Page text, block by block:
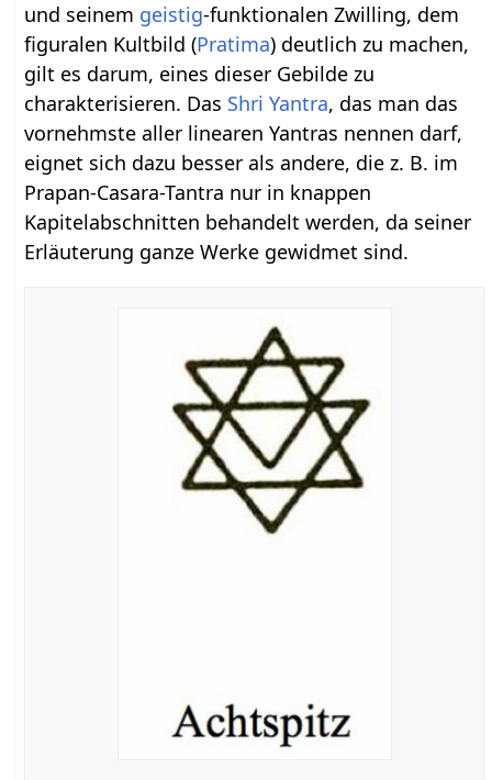
und seinem geistig-funktionalen Zwilling, dem
figuralen Kultbild (Pratima) deutlich zu machen,
gilt es darum, eines dieser Gebilde zu
charakterisieren. Das Shri Yantra, das man das
vornehmste aller linearen Yantras nennen darf,
eignet sich dazu besser als andere, die z. B. im
Prapan-Casara-Tantra nur in knappen
Kapitelabschnitten behandelt werden, da seiner
Erläuterung ganze Werke gewidmet sind.